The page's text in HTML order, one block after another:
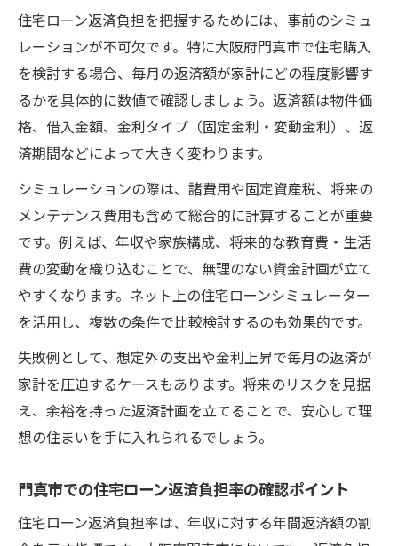
住宅ローン返済負担を把握するためには、事前のシミュ
レーションが不可欠です。特に大阪府門真市で住宅購入
を検討する場合、毎月の返済額が家計にどの程度影響す
るかを具体的に数値で確認しましょう。返済額は物件価
格、借入金額、金利タイプ（固定金利・変動金利）、返
済期間などによって大きく変わります。
シミュレーションの際は、諸費用や固定資産税、将来の
メンテナンス費用も含めて総合的に計算することが重要
です。例えば、年収や家族構成、将来的な教育費・生活
費の変動を織り込むことで、無理のない資金計画が立て
やすくなります。ネット上の住宅ローンシミュレーター
を活用し、複数の条件で比較検討するのも効果的です。
失敗例として、想定外の支出や金利上昇で毎月の返済が
家計を圧迫するケースもあります。将来のリスクを見据
え、余裕を持った返済計画を立てることで、安心して理
想の住まいを手に入れられるでしょう。
門真市での住宅ローン返済負担率の確認ポイント
住宅ローン返済負担率は、年収に対する年間返済額の割